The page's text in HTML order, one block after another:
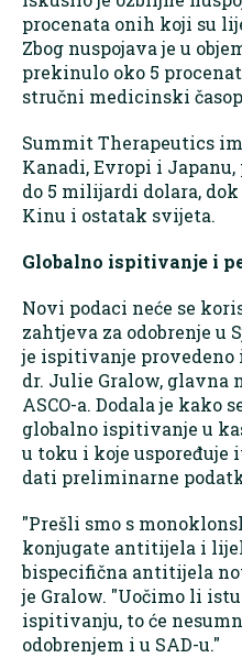
procenata onih koji su
Zbog nuspojava je u
prekinulo oko 5
stručni medicinski
Summit Therapeutics
Kanadi, Evropi i
do 5 milijardi dolara,
Kinu i ostatak svijeta.
Globalno ispitivanje i
Novi podaci neće se
zahtjeva za odobrenje u
je ispitivanje
dr. Julie Gralow,
ASCO-a. Dodala je kako
globalno ispitivanje u
u toku i koje uspoređuje
dati preliminarne
"Prešli smo s
konjugate antitijela i
bispecifična antitijela
je Gralow. "Uočimo li
ispitivanju, to će
odobrenjem i u SAD-u."